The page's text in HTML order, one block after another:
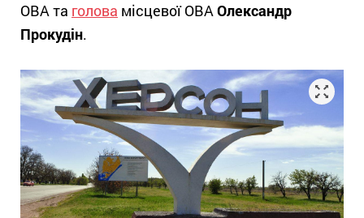
ОВА та голова місцевої ОВАОлександр
Прокудін.